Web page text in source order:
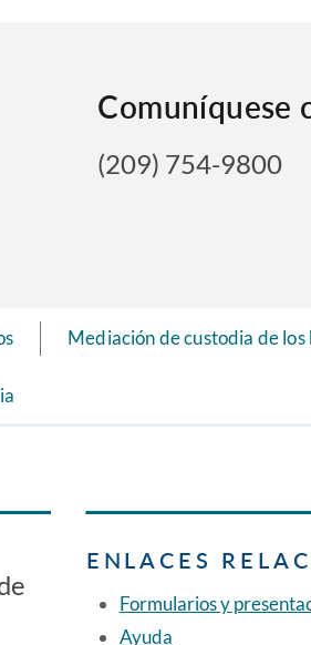
Comuníquese
(209) 754-9800
Mediación de custodia de los
ENLACES
Formularios y
Ayuda